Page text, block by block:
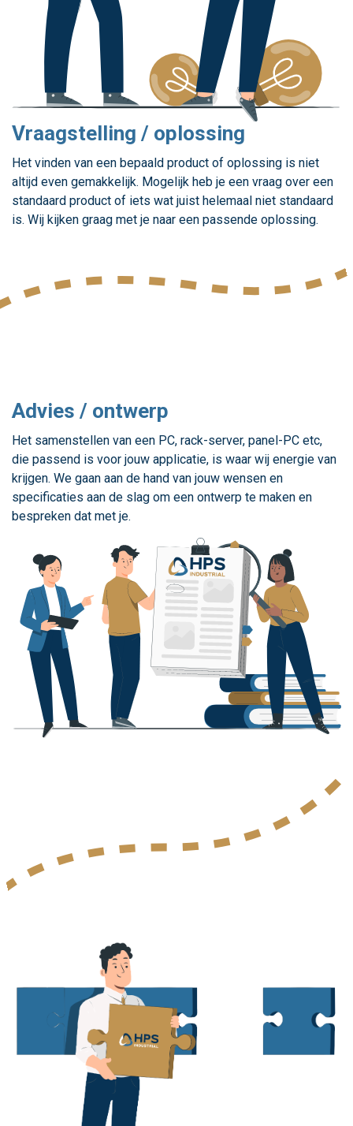
Vraagstelling / oplossing
Het vinden van een bepaald product of oplossing is niet
altijd even gemakkelijk. Mogelijk heb je een vraag over een
standaard product of iets wat juist helemaal niet standaard
is. Wij kijken graag met je naar een passende oplossing.
Advies / ontwerp
Het samenstellen van een PC, rack-server, panel-PC etc,
die passend is voor jouw applicatie, is waar wij energie van
krijgen. We gaan aan de hand van jouw wensen en
specificaties aan de slag om een ontwerp te maken en
bespreken dat met je.